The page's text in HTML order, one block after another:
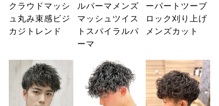
クラウドマッシ
ュ丸み束感ビジ
カジトレンド
ルパーマメンズ
マッシュツイス
トスパイラルパ
ーマ
ーパートツーブ
ロック刈り上げ
メンズカット